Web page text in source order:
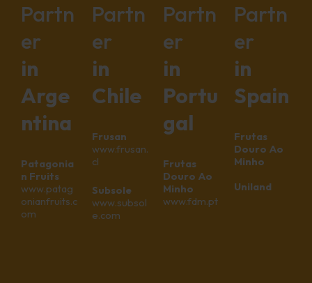
Partn
er
in
Arge
ntina
Patagonia
n Fruits
www.patag
onianfruits.c
om
Partn
er
in
Chile
Frusan
www.frusan.
cl
Subsole
www.subsol
e.com
Partn
er
in
Portu
gal
Frutas
Douro Ao
Minho
www.fdm.pt
Partn
er
in
Spain
Frutas
Douro Ao
Minho
Uniland